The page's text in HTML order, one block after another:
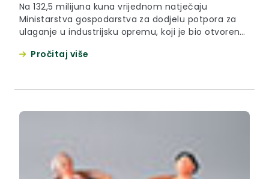
Na 132,5 milijuna kuna vrijednom natječaju
Ministarstva gospodarstva za dodjelu potpora za
ulaganje u industrijsku opremu, koji je bio otvoren
s područja Krapinsko-zagorske županije, i to u
Pročitaj više